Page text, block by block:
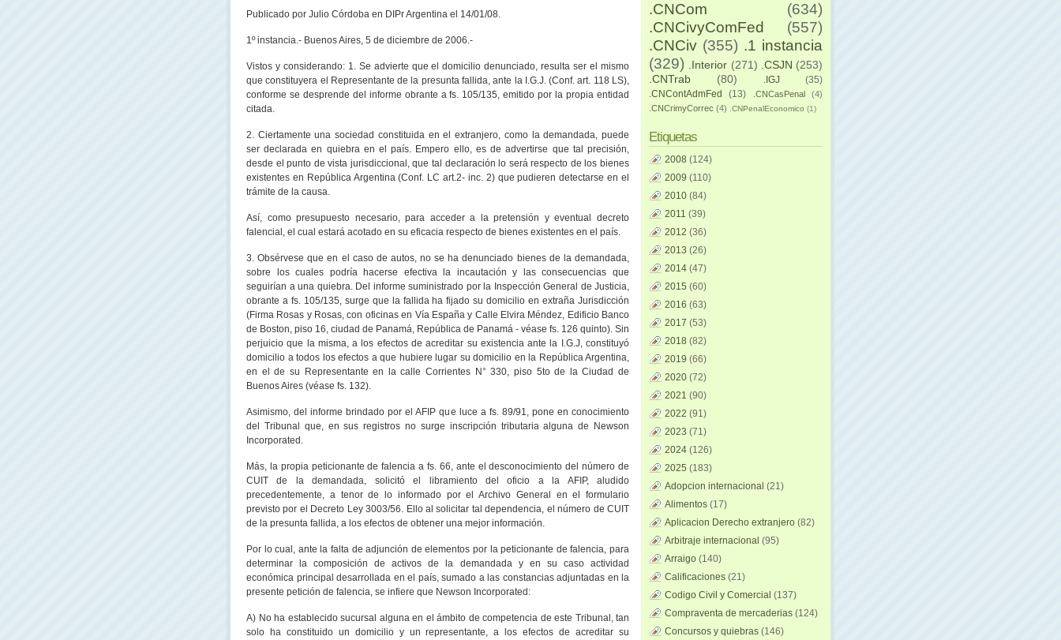
Publicado por Julio Córdoba en DIPr Argentina el 14/01/08.
1º instancia.- Buenos Aires, 5 de diciembre de 2006.-
Vistos y considerando: 1. Se advierte que el domicilio denunciado, resulta ser el mismo
que constituyera el Representante de la presunta fallida, ante la I.G.J. (Conf. art. 118 LS),
conforme se desprende del informe obrante a fs. 105/135, emitido por la propia entidad
citada.
2. Ciertamente una sociedad constituida en el extranjero, como la demandada, puede
ser declarada en quiebra en el país. Empero ello, es de advertirse que tal precisión,
desde el punto de vista jurisdiccional, que tal declaración lo será respecto de los bienes
existentes en República Argentina (Conf. LC art.2- inc. 2) que pudieren detectarse en el
trámite de la causa.
Así, como presupuesto necesario, para acceder a la pretensión y eventual decreto
falencial, el cual estará acotado en su eficacia respecto de bienes existentes en el país.
3. Obsérvese que en el caso de autos, no se ha denunciado bienes de la demandada,
sobre los cuales podría hacerse efectiva la incautación y las consecuencias que
seguirían a una quiebra. Del informe suministrado por la Inspección General de Justicia,
obrante a fs. 105/135, surge que la fallida ha fijado su domicilio en extraña Jurisdicción
(Firma Rosas y Rosas, con oficinas en Vía España y Calle Elvira Méndez, Edificio Banco
de Boston, piso 16, ciudad de Panamá, República de Panamá - véase fs. 126 quinto). Sin
perjuicio que la misma, a los efectos de acreditar su existencia ante la I.G.J, constituyó
domicilio a todos los efectos a que hubiere lugar su domicilio en la República Argentina,
en el de su Representante en la calle Corrientes N° 330, piso 5to de
la Ciudad de
Buenos Aires (véase fs. 132).
Asimismo, del informe brindado por el AFIP que luce a fs. 89/91, pone en conocimiento
del Tribunal que, en sus registros no surge inscripción tributaria alguna de Newson
Incorporated.
Más, la propia peticionante de falencia a fs. 66, ante el desconocimiento del número de
CUIT de la demandada, solicitó el libramiento del oficio a
la AFIP, aludido
precedentemente, a tenor de lo informado por el Archivo General en el formulario
previsto por el Decreto Ley 3003/56. Ello al solicitar tal dependencia, el número de CUIT
de la presunta fallida, a los efectos de obtener una mejor información.
Por lo cual, ante la falta de adjunción de elementos por la peticionante de falencia, para
determinar la composición de activos de la demandada y en su caso actividad
económica principal desarrollada en el país, sumado a las constancias adjuntadas en la
presente petición de falencia, se infiere que Newson Incorporated:
A) No ha establecido sucursal alguna en el ámbito de competencia de este Tribunal, tan
solo ha constituido un domicilio y un representante, a los efectos de acreditar su
.CNCom
(634)
.CNCivyComFed
(557)
.CNCiv (355) .1 instancia
(329)
.Interior (271) .CSJN (253)
.CNTrab
(80) .IGJ
(35)
.CNContAdmFed
(13) .CNCasPenal
(4)
.CNCrimyCorrec (4) .CNPenalEconomico (1)
Etiquetas
2008 (124)
2009 (110)
2010 (84)
2011 (39)
2012 (36)
2013 (26)
2014 (47)
2015 (60)
2016 (63)
2017 (53)
2018 (82)
2019 (66)
2020 (72)
2021 (90)
2022 (91)
2023 (71)
2024 (126)
2025 (183)
Adopcion internacional (21)
Alimentos (17)
Aplicacion Derecho extranjero (82)
Arbitraje internacional (95)
Arraigo (140)
Calificaciones (21)
Codigo Civil y Comercial (137)
Compraventa de mercaderias (124)
Concursos y quiebras (146)